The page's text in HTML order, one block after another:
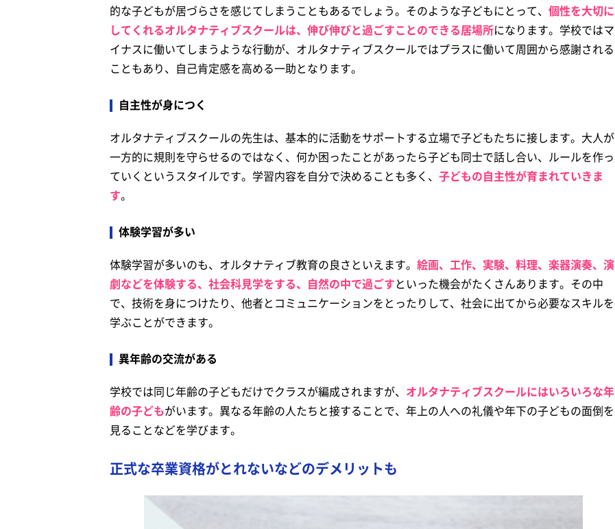
的な子どもが居づらさを感じてしまうこともあるでしょう。そのような子どもにとって、 個性を大切に
してくれるオルタナティブスクールは、伸び伸びと過ごすことのできる居場所になります。学校ではマ
イナスに働いてしまうような行動が、オルタナティブスクールではプラスに働いて周囲から感謝される
こともあり、自己肯定感を高める一助となります。
自主性が身につく
オルタナティブスクールの先生は、基本的に活動をサポートする立場で子どもたちに接します。大人が
一方的に規則を守らせるのではなく、何か困ったことがあったら子ども同士で話し合い、ルールを作っ
ていくというスタイルです。学習内容を自分で決めることも多く、 子どもの自主性が育まれていきま
す。
体験学習が多い
体験学習が多いのも、オルタナティブ教育の良さといえます。 絵画、工作、実験、料理、楽器演奏、演
劇などを体験する、社会科見学をする、自然の中で過ごすといった機会がたくさんあります。その中
で、技術を身につけたり、他者とコミュニケーションをとったりして、社会に出てから必要なスキルを
学ぶことができます。
異年齢の交流がある
学校では同じ年齢の子どもだけでクラスが編成されますが、 オルタナティブスクールにはいろいろな年
齢の子どもがいます。異なる年齢の人たちと接することで、年上の人への礼儀や年下の子どもの面倒を
見ることなどを学びます。
正式な卒業資格がとれないなどのデメリットも